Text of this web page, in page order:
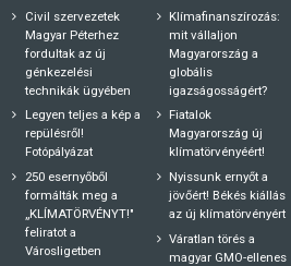
Civil szervezetek
Magyar Péterhez
fordultak az új
génkezelési
technikák ügyében
Legyen teljes a kép a
repülésről!
Fotópályázat
250 esernyőből
formálták meg a
„KLÍMATÖRVÉNYT!"
feliratot a
Városligetben
Klímafinanszírozás:
mit vállaljon
Magyarország a
globális
igazságosságért?
Fiatalok
Magyarország új
klímatörvényéért!
Nyissunk ernyőt a
jövőért! Békés kiállás
az új klímatörvényért
Váratlan törés a
magyar GMO-ellenes